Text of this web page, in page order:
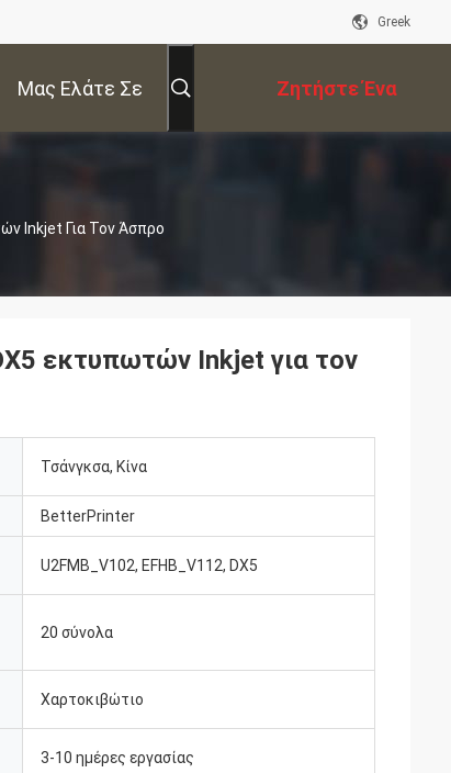
Greek
Μας Ελάτε Σε Ζητήστε Ένα
Απόσπασμα
Inkjet Για Τον Άσπρο
εκτυπωτών Inkjet για τον
Τσάνγκσα, Κίνα
BetterPrinter
U2FMB_V102, EFHB_V112, DX5
20 σύνολα
Χαρτοκιβώτιο
3-10 ημέρες εργασίας